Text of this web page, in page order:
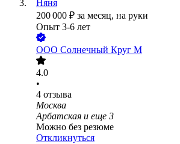
Няня
200 000 ₽ за месяц, на руки
Опыт 3-6 лет
ООО Солнечный Круг М
4.0
•
4 отзыва
Москва
Арбатская и еще 3
Можно без резюме
Откликнуться